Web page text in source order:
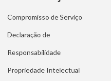
Compromisso de Serviço
Declaração de
Responsabilidade
Propriedade Intelectual